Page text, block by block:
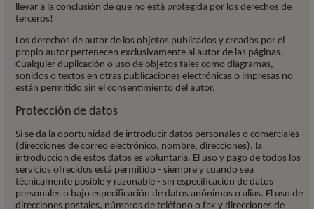
llevar a la conclusión de que no está protegida por los derechos de
terceros!
Los derechos de autor de los objetos publicados y creados por el
propio autor pertenecen exclusivamente al autor de las páginas.
Cualquier duplicación o uso de objetos tales como diagramas,
sonidos o textos en otras publicaciones electrónicas o impresas no
están permitido sin el consentimiento del autor.
Protección de datos
Si se da la oportunidad de introducir datos personales o comerciales
(direcciones de correo electrónico, nombre, direcciones), la
introducción de estos datos es voluntaria. El uso y pago de todos los
servicios ofrecidos está permitido - siempre y cuando sea
técnicamente posible y razonable - sin especificación de datos
personales o bajo especificación de datos anónimos o alias. El uso de
direcciones postales, números de teléfono o fax y direcciones de